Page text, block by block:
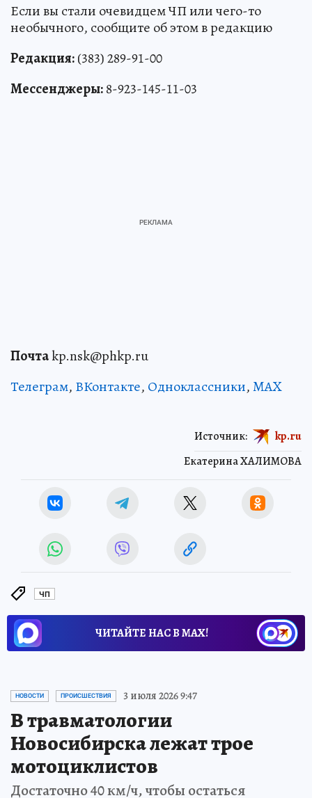
Если вы стали очевидцем ЧП или чего-то
необычного, сообщите об этом в редакцию
Редакция:(383) 289-91-00
Мессенджеры:8-923-145-11-03
Почтаkp.nsk@phkp.ru
Телеграм, ВКонтакте, Одноклассники,MAX
Екатерина ХАЛИМОВА
Источник: kp.ru
ЧП
ЧИТАЙТЕ НАС В МАХ!
НОВОСТИ ПРОИСШЕСТВИЯ 3 июля 2026 9:47
В травматологии
Новосибирска лежат трое
мотоциклистов
Достаточно 40 км/ч, чтобы остаться